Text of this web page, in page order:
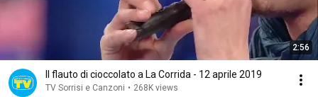
2:56
Il flauto di cioccolato a La Corrida - 12 aprile 2019
TV Sorrisi e Canzoni • 268K views